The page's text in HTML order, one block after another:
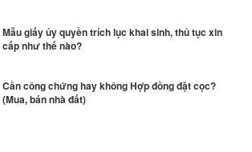
Mẫu giấy ủy quyền trích lục khai sinh, thủ tục xin
cấp như thế nào?
Cần công chứng hay không Hợp đồng đặt cọc?
(Mua, bán nhà đất)